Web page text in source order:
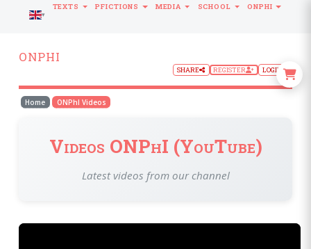
ONPHI
SHARE REGISTER LOGIN
Home ONPhI Videos
Videos ONPhI (YouTube)
Latest videos from our channel
LANGUAGE
TEXTS PFICTIONS MEDIA SCHOOL ONPHI